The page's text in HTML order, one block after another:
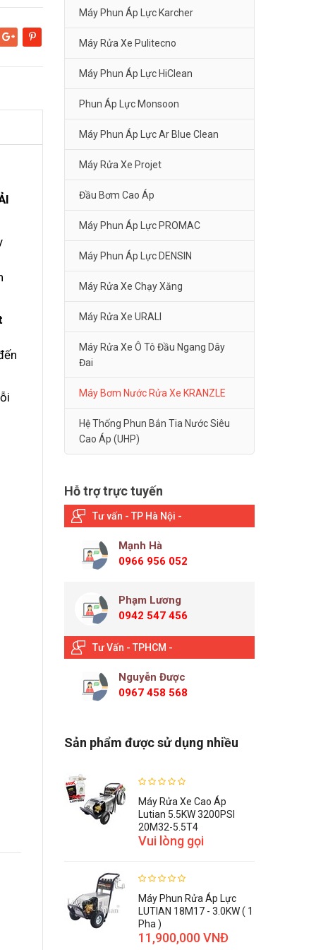
Pinterest
Máy Phun Áp Lực Karcher
Máy Rửa Xe Pulitecno
Máy Phun Áp Lực HiClean
Phun Áp Lực Monsoon
Máy Phun Áp Lực Ar Blue Clean
Máy Rửa Xe Projet
Đầu Bơm Cao Áp
Máy Phun Áp Lực PROMAC
Máy Phun Áp Lực DENSIN
Máy Rửa Xe Chạy Xăng
Máy Rửa Xe URALI
Máy Rửa Xe Ô Tô Đầu Ngang Dây
Đai
Máy Bơm Nước Rửa Xe KRANZLE
Hệ Thống Phun Bắn Tia Nước Siêu
Cao Áp (UHP)
Hỗ trợ trực tuyến
Tư vấn - TP Hà Nội -
Mạnh Hà
0966 956 052
Phạm Lương
0942 547 456
Tư Vấn - TPHCM -
Nguyễn Được
0967 458 568
Sản phẩm được sử dụng nhiều
Máy Rửa Xe Cao Áp
Lutian 5.5KW 3200PSI
20M32-5.5T4
Vui lòng gọi
Máy Phun Rửa Áp Lực
LUTIAN 18M17 - 3.0KW ( 1
Pha )
11,900,000 VNĐ